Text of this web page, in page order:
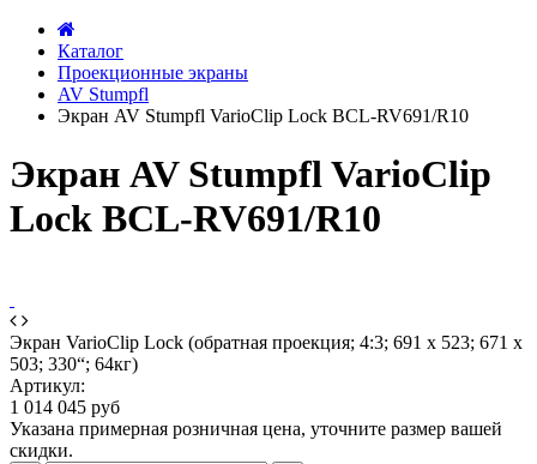
Каталог
Проекционные экраны
AV Stumpfl
Экран AV Stumpfl VarioClip Lock BCL-RV691/R10
Экран AV Stumpfl VarioClip
Lock BCL-RV691/R10
Экран VarioClip Lock (обратная проекция; 4:3; 691 x 523; 671 x
503; 330“; 64кг)
Артикул:
1 014 045 руб
Указана примерная розничная цена, уточните размер вашей
скидки.